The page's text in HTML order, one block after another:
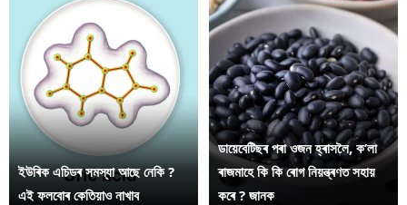
ইউৰিক এচিডৰ সমস্যা আছে নেকি ?
এই ফলবোৰ কেতিয়াও নাখাব
ডায়েবেটিছৰ পৰা ওজন হ্ৰাসলৈ, ক’লা
ৰাজমাহে কি কি ৰোগ নিয়ন্ত্ৰণত সহায়
কৰে ? জানক